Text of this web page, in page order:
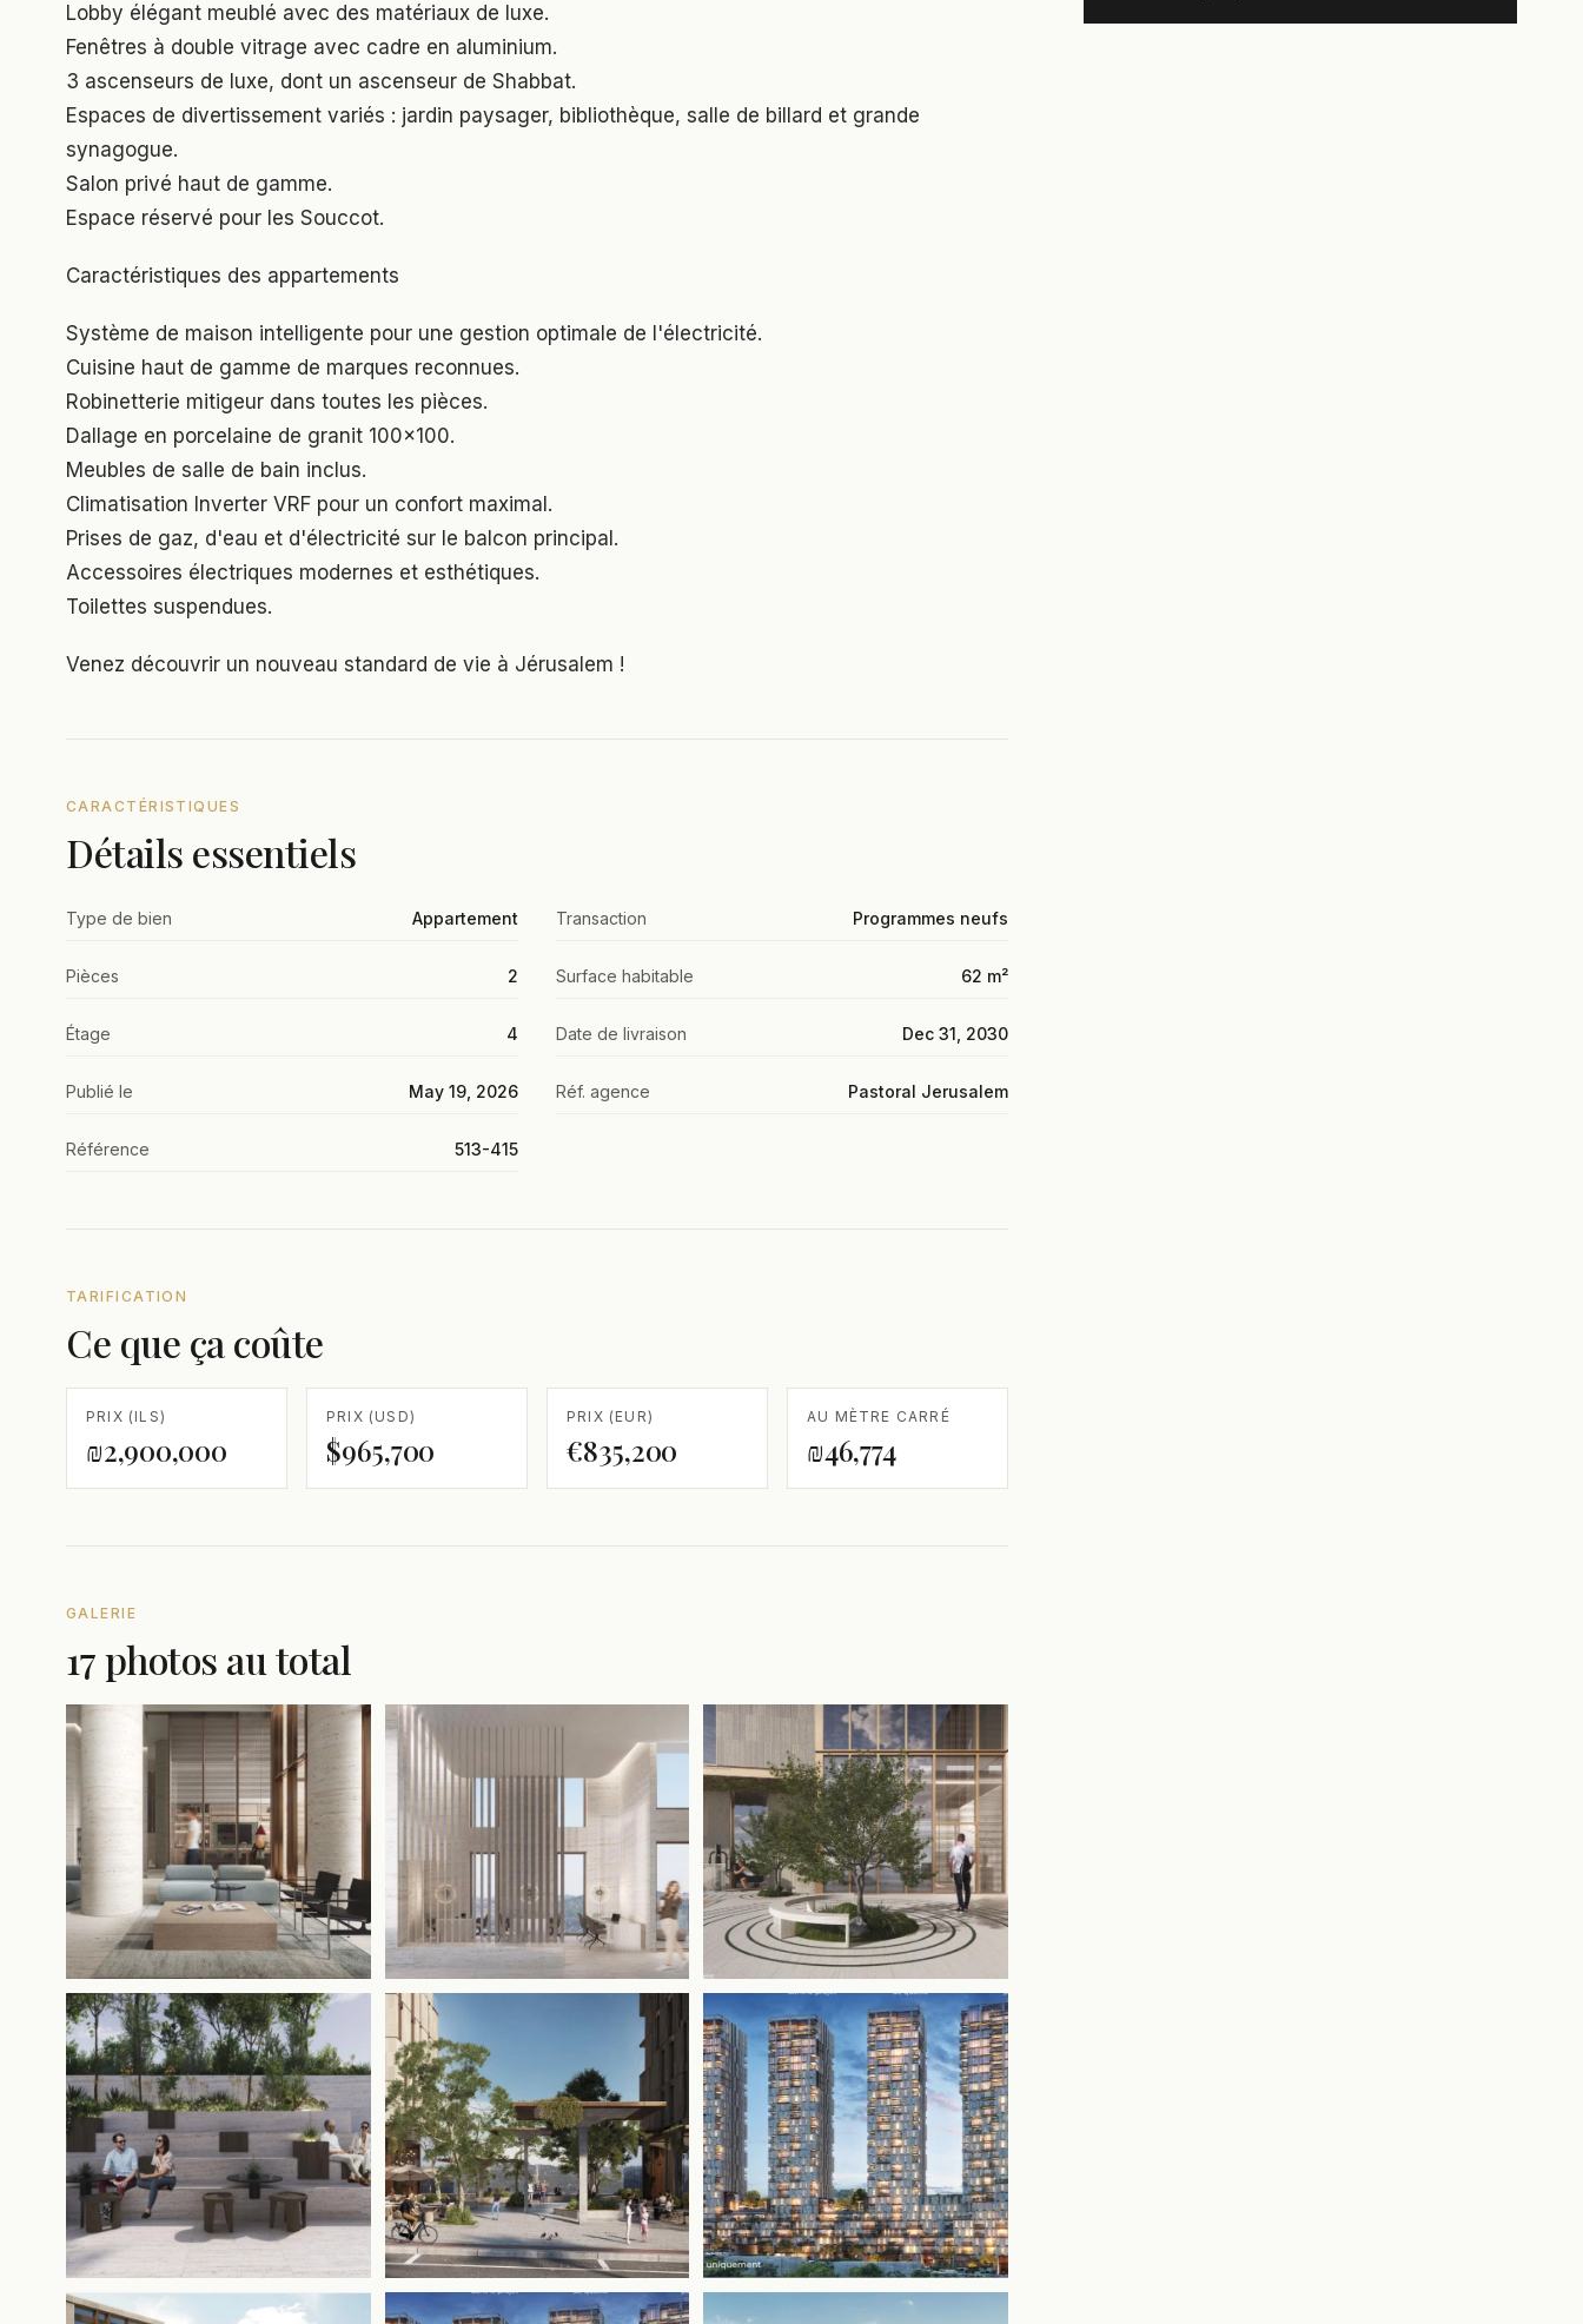
Lobby élégant meublé avec des matériaux de luxe.
Fenêtres à double vitrage avec cadre en aluminium.
3 ascenseurs de luxe, dont un ascenseur de Shabbat.
Espaces de divertissement variés : jardin paysager, bibliothèque, salle de billard et grande
synagogue.
Salon privé haut de gamme.
Espace réservé pour les Souccot.
Caractéristiques des appartements
Système de maison intelligente pour une gestion optimale de l'électricité.
Cuisine haut de gamme de marques reconnues.
Robinetterie mitigeur dans toutes les pièces.
Dallage en porcelaine de granit 100x100.
Meubles de salle de bain inclus.
Climatisation Inverter VRF pour un confort maximal.
Prises de gaz, d'eau et d'électricité sur le balcon principal.
Accessoires électriques modernes et esthétiques.
Toilettes suspendues.
Venez découvrir un nouveau standard de vie à Jérusalem !
CARACTÉRISTIQUES
Détails essentiels
Type de bien Appartement Transaction Programmes neufs
Pièces 2 Surface habitable 62 m²
Étage 4 Date de livraison Dec 31, 2030
Publié le May 19, 2026 Réf. agence Pastoral Jerusalem
Référence 513-415
TARIFICATION
Ce que ça coûte
PRIX (ILS)
₪2,900,000
PRIX (USD)
$965,700
PRIX (EUR)
€835,200
AU MÈTRE CARRÉ
₪46,774
GALERIE
17 photos au total